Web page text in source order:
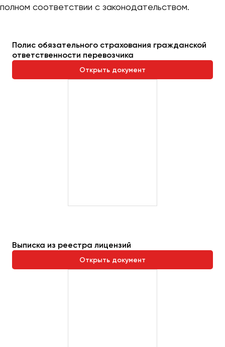
полном соответствии с законодательством.
Полис обязательного страхования гражданской
ответственности перевозчика
Открыть документ
Выписка из реестра лицензий
Открыть документ